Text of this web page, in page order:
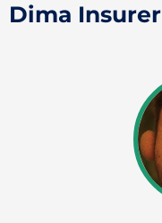
Dima Insurer